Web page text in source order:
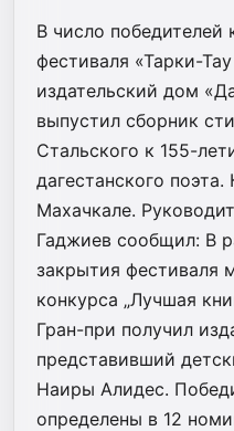
В число победителей
фестиваля «Тарки-
издательский дом
выпустил сборник
Стальского к 155-
дагестанского
Махачкале.
Гаджиев сообщил: В
закрытия фестиваля
конкурса „Лучшая
Гран-при получил
представивший
Наиры Алидес.
определены в 12